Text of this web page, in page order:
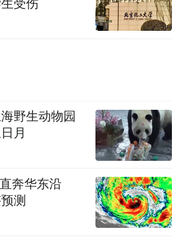
资凯尔特人，无疑是看中其豪
鲁斯贝克领导的财团带领下，
座NBA总冠军，并一直是联
特人球队宣布由软件技术集团
人奇泽姆以61亿美元估值收购
美体育史上球队交易最高价纪
受伤
野生动物园
月
奔华东沿
测